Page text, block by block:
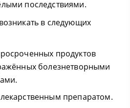
последствиями.
в следующих
продуктов
болезнетворными
препаратом.